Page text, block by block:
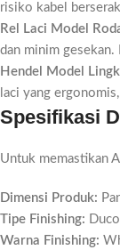
risiko kabel
Rel Laci Model
dan minim gesekan.
Hendel Model
laci yang
Spesifikasi
Untuk memastikan
Dimensi Produk:
Tipe Finishing:
Warna Finishing: